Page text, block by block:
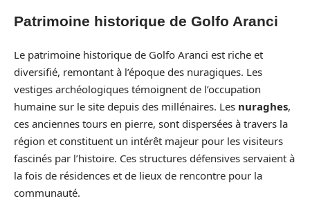
Patrimoine historique de Golfo Aranci
Le patrimoine historique de Golfo Aranci est riche et
diversifié, remontant à l’époque des nuragiques. Les
vestiges archéologiques témoignent de l’occupation
humaine sur le site depuis des millénaires. Les nuraghes,
ces anciennes tours en pierre, sont dispersées à travers la
région et constituent un intérêt majeur pour les visiteurs
fascinés par l’histoire. Ces structures défensives servaient à
la fois de résidences et de lieux de rencontre pour la
communauté.